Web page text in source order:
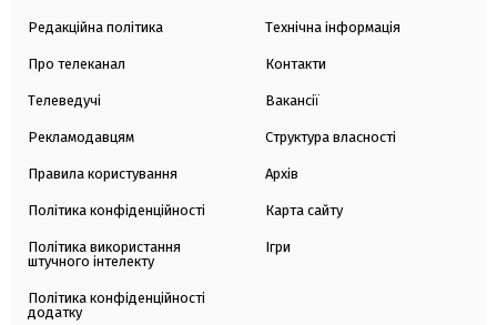
Редакційна політика
Про телеканал
Телеведучі
Рекламодавцям
Правила користування
Політика конфіденційності
Політика використання
штучного інтелекту
Політика конфіденційності
додатку
Технічна інформація
Контакти
Вакансії
Структура власності
Архів
Карта сайту
Ігри